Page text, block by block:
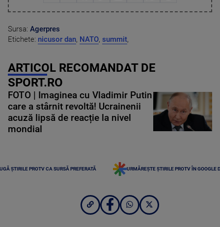
Sursa: Agerpres
Etichete: nicusor dan, NATO, summit,
ARTICOL RECOMANDAT DE
SPORT.RO
FOTO | Imaginea cu Vladimir Putin
care a stârnit revoltă! Ucrainenii
acuză lipsă de reacție la nivel
mondial
ȘTIRILE PROTV CA SURSĂ PREFERATĂ URMĂREȘTE ȘTIRILE PROTV ÎN GOOGLE